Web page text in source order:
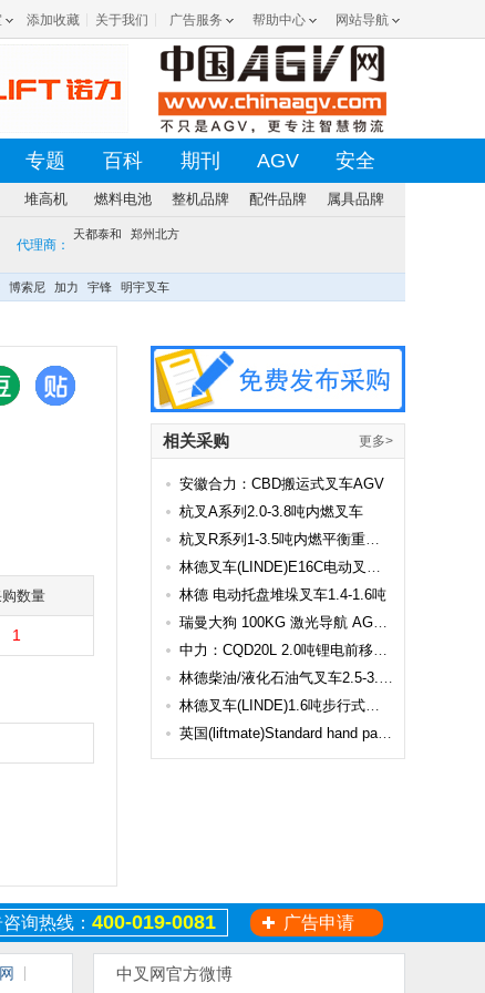
添加收藏 关于我们 广告服务 帮助中心 网站导航
专题 百科 期刊 AGV 安全
堆高机 燃料电池 整机品牌 配件品牌 属具品牌
代理商：
天都泰和 郑州北方
博索尼 加力 宇锋 明宇叉车
数量
1
相关采购 更多>
安徽合力：CBD搬运式叉车AGV
杭叉A系列2.0-3.8吨内燃叉车
杭叉R系列1-3.5吨内燃平衡重式叉车
林德叉车(LINDE)E16C电动叉车 E16C
林德 电动托盘堆垛叉车1.4-1.6吨
瑞曼大狗 100KG 激光导航 AGV AMR
中力：CQD20L 2.0吨锂电前移式叉车
林德柴油/液化石油气叉车2.5-3.0吨（2007年E代双雄） H25 H30
林德叉车(LINDE)1.6吨步行式全电动托盘堆垛叉车 L16I
英国(liftmate)Standard hand pallet truck MA20
询热线： 400-019-0081 广告申请
中叉网官方微博